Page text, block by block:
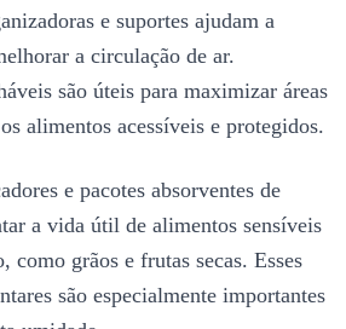
e suportes ajudam a
a circulação de ar.
são úteis para maximizar áreas
alimentos acessíveis e protegidos.
e pacotes absorventes de
a vida útil de alimentos sensíveis
como grãos e frutas secas. Esses
são especialmente importantes